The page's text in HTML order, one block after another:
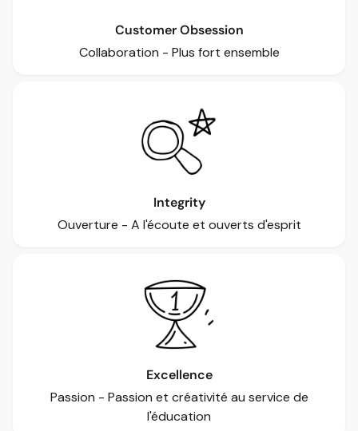
Customer Obsession
Collaboration - Plus fort ensemble
Integrity
Ouverture - A l'écoute et ouverts d'esprit
Excellence
Passion - Passion et créativité au service de
l'éducation